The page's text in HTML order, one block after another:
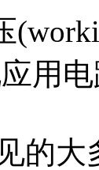
用
的大